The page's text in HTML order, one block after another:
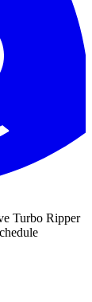
Turbo Ripper